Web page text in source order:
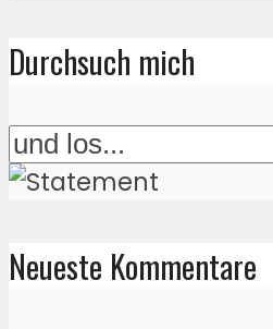
Durchsuch mich
Neueste Kommentare